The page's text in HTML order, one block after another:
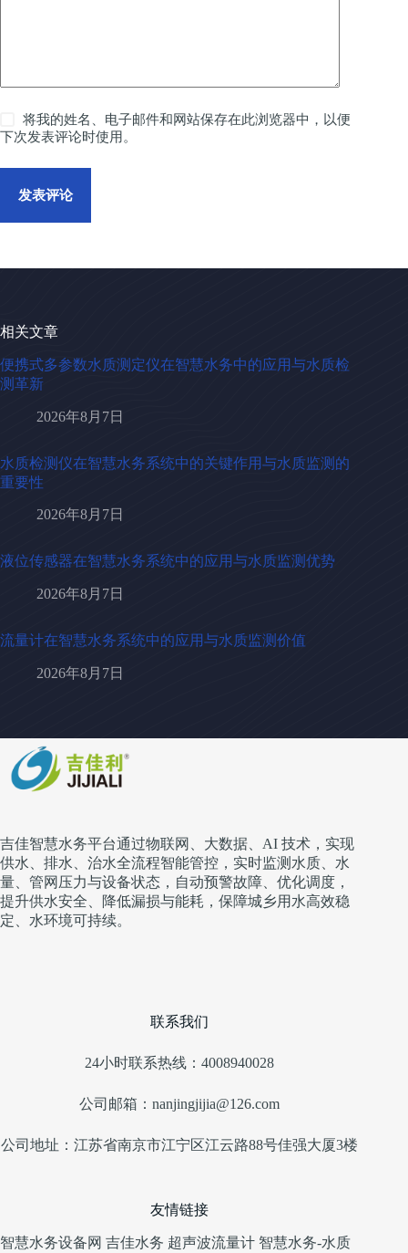
将我的姓名、电子邮件和网站保存在此浏览器中，以便
下次发表评论时使用。
发表评论
相关文章
便携式多参数水质测定仪在智慧水务中的应用与水质检
测革新
2026年8月7日
水质检测仪在智慧水务系统中的关键作用与水质监测的
重要性
2026年8月7日
液位传感器在智慧水务系统中的应用与水质监测优势
2026年8月7日
流量计在智慧水务系统中的应用与水质监测价值
2026年8月7日
吉佳智慧水务平台通过物联网、大数据、AI 技术，实现
供水、排水、治水全流程智能管控，实时监测水质、水
量、管网压力与设备状态，自动预警故障、优化调度，
提升供水安全、降低漏损与能耗，保障城乡用水高效稳
定、水环境可持续。
联系我们
24小时联系热线：4008940028
公司邮箱：nanjingjijia@126.com
公司地址：江苏省南京市江宁区江云路88号佳强大厦3楼
友情链接
智慧水务设备网 吉佳水务 超声波流量计 智慧水务-水质